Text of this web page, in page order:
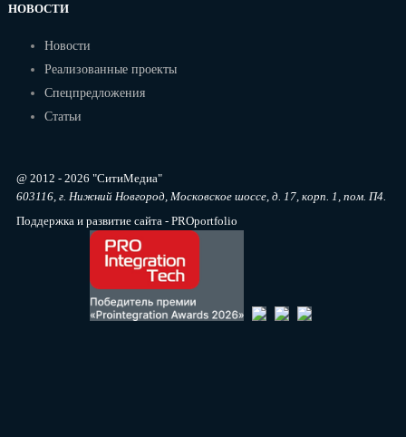
НОВОСТИ
Новости
Реализованные проекты
Спецпредложения
Статьи
@ 2012 - 2026 "СитиМедиа"
603116, г. Нижний Новгород, Московское шоссе, д. 17, корп. 1, пом. П4.
Поддержка и развитие сайта - PROportfolio